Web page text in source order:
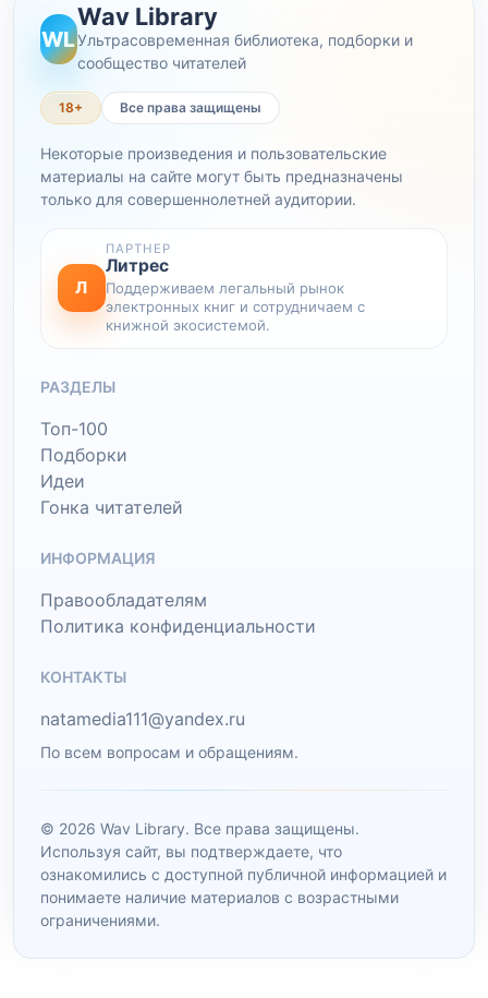
WL
Wav Library
Ультрасовременная библиотека, подборки и
сообщество читателей
18+ Все права защищены
Некоторые произведения и пользовательские
материалы на сайте могут быть предназначены
только для совершеннолетней аудитории.
Л
ПАРТНЕР
Литрес
Поддерживаем легальный рынок
электронных книг и сотрудничаем с
книжной экосистемой.
РАЗДЕЛЫ
Топ-100
Подборки
Идеи
Гонка читателей
ИНФОРМАЦИЯ
Правообладателям
Политика конфиденциальности
КОНТАКТЫ
natamedia111@yandex.ru
По всем вопросам и обращениям.
© 2026 Wav Library. Все права защищены.
Используя сайт, вы подтверждаете, что
ознакомились с доступной публичной информацией и
понимаете наличие материалов с возрастными
ограничениями.